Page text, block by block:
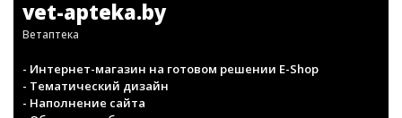
Интернет-магазин
vet-apteka.by
Ветаптека